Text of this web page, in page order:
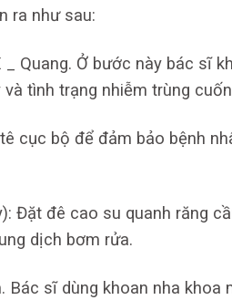
ra như sau:
Quang. Ở bước này bác sĩ
tình trạng nhiễm trùng
cục bộ để đảm bảo bệnh
Đặt đê cao su quanh răng
dịch bơm rửa.
Bác sĩ dùng khoan nha